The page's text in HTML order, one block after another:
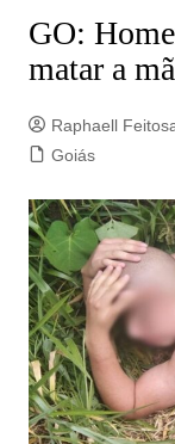
GO:
matar a
Raphaell
Goiás